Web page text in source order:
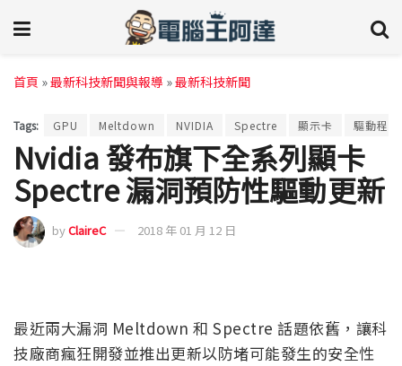
首頁 »最新科技新聞與報導 »最新科技新聞
Tags: GPU Meltdown NVIDIA Spectre 顯示卡 驅動程式
Nvidia 發布旗下全系列顯卡
Spectre 漏洞預防性驅動更新
byClaireC 2018 年 01 月 12 日
最近兩大漏洞 Meltdown 和 Spectre 話題依舊，讓科
技廠商瘋狂開發並推出更新以防堵可能發生的安全性